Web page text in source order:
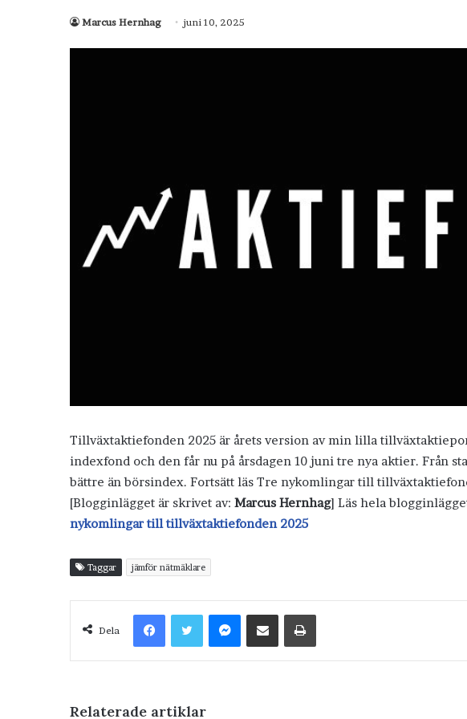
Marcus Hernhag juni 10, 2025
Tillväxtaktiefonden 2025 är årets version av min lilla
indexfond och den får nu på årsdagen 10 juni tre nya aktier. Från
bättre än börsindex. Fortsätt läs Tre nykomlingar till
[Blogginlägget är skrivet av: Marcus Hernhag] Läs hela
nykomlingar till tillväxtaktiefonden 2025
Taggar jämför nätmäklare
Dela
FacebookTwitterMessenger
Dela via e-post Skriv ut
Relaterade artiklar